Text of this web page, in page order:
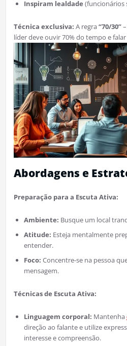
Inspiram lealdade (funcionários
Técnica exclusiva: A regra“70/30”–
líder deve ouvir 70% do tempo e falar
Abordagens e
Preparação para a Escuta Ativa:
Ambiente: Busque um local
Atitude: Esteja mentalmente
entender.
Foco: Concentre-se na pessoa
mensagem.
Técnicas de Escuta Ativa:
Linguagem corporal: Mantenha
direção ao falante e utilize
interesse e compreensão.